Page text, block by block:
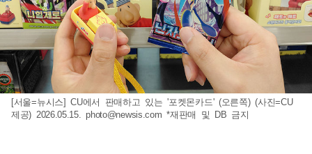
[서울=뉴시스] CU에서 판매하고 있는 '포켓몬카드' (오른쪽) (사진=CU
제공) 2026.05.15.photo@newsis.com *재판매 및 DB 금지